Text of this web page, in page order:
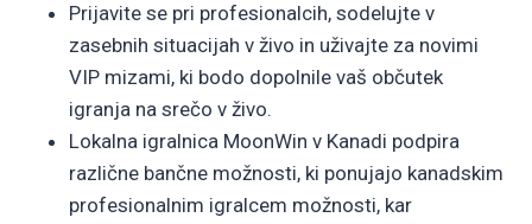
Prijavite se pri profesionalcih, sodelujte v
zasebnih situacijah v živo in uživajte za novimi
VIP mizami, ki bodo dopolnile vaš občutek
igranja na srečo v živo.
Lokalna igralnica MoonWin v Kanadi podpira
različne bančne možnosti, ki ponujajo kanadskim
profesionalnim igralcem možnosti, kar